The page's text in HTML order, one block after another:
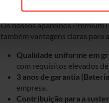
Os nossos aparelhos
também vantagens claras para
Qualidade uniforme em
com requisitos elevados
3 anos de garantia
empresa.
Contribuição para a